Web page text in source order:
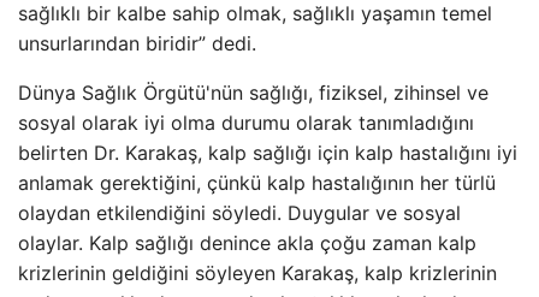
sağlıklı bir kalbe sahip olmak, sağlıklı yaşamın temel
unsurlarından biridir” dedi.
Dünya Sağlık Örgütü'nün sağlığı, fiziksel, zihinsel ve
sosyal olarak iyi olma durumu olarak tanımladığını
belirten Dr. Karakaş, kalp sağlığı için kalp hastalığını iyi
anlamak gerektiğini, çünkü kalp hastalığının her türlü
olaydan etkilendiğini söyledi. Duygular ve sosyal
olaylar. Kalp sağlığı denince akla çoğu zaman kalp
krizlerinin geldiğini söyleyen Karakaş, kalp krizlerinin